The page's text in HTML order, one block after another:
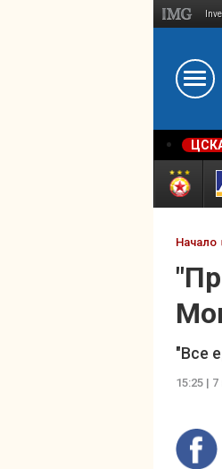
Начало
"Все
15:25 |